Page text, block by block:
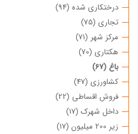
درختکاری شده (94)
تجاری (75)
مرکز شهر (71)
هکتاری (70)
باغ (67)
کشاورزی (47)
فروش اقساطی (22)
داخل شهرک (17)
زیر 200 میلیون (17)